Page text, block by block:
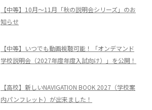
【中等】10月～11月「秋の説明会シリーズ」のお
知らせ
【中等】いつでも動画視聴可能！「オンデマンド
学校説明会（2027年度年度入試向け）」を公開！
【高校】新しいNAVIGATION BOOK 2027（学校案
内パンフレット）が出来ました！